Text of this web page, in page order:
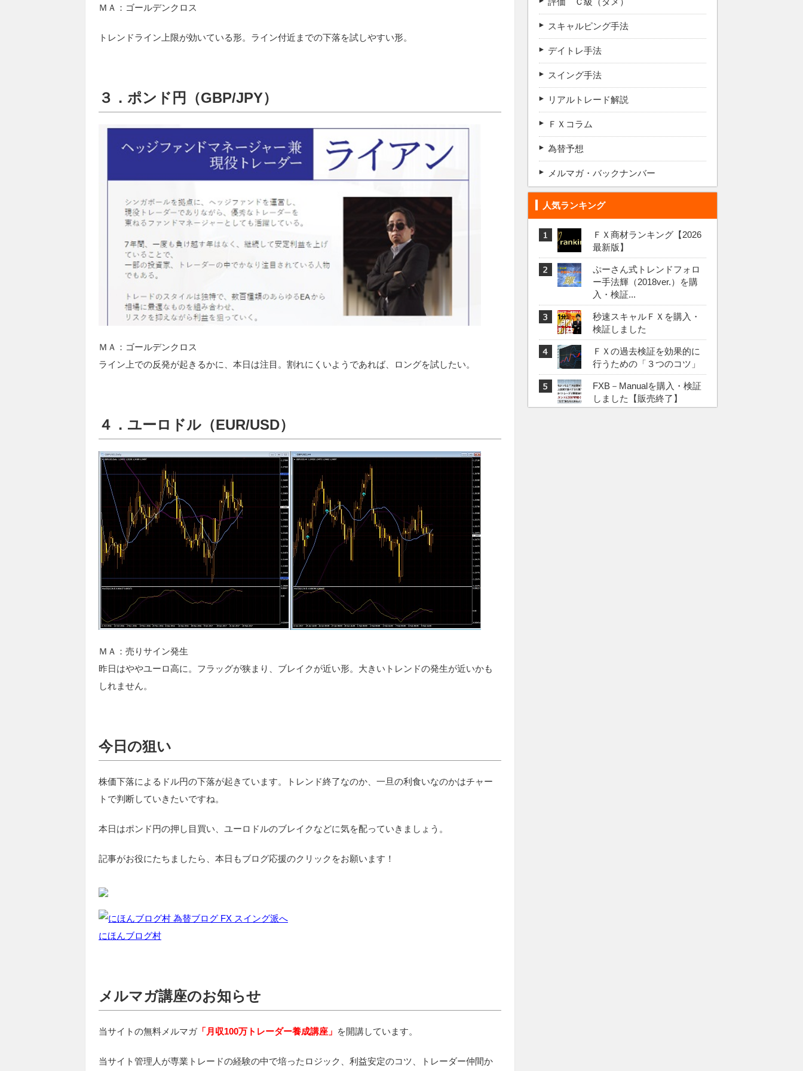
ＭＡ： ゴールデンクロス
トレンドライン上限が効いている形。ライン付近までの下落を試しやすい形。
３．ポンド円（GBP/JPY）
ＭＡ：ゴールデンクロス
ライン上での反発が起きるかに、本日は注目。割れにくいようであれば、ロングを試したい。
４．ユーロドル（EUR/USD）
ＭＡ：売りサイン発生
昨日はややユーロ高に。フラッグが狭まり、ブレイクが近い形。大きいトレンドの発生が近いかも
しれません。
今日の狙い
株価下落によるドル円の下落が起きています。トレンド終了なのか、一旦の利食いなのかはチャー
トで判断していきたいですね。
本日はポンド円の押し目買い、ユーロドルのブレイクなどに気を配っていきましょう。
記事がお役にたちましたら、本日もブログ応援のクリックをお願います！
にほんブログ村
メルマガ講座のお知らせ
当サイトの無料メルマガ 「月収100万トレーダー養成講座」 を開講しています。
当サイト管理人が専業トレードの経験の中で培ったロジック、利益安定のコツ、トレーダー仲間か
スキャルピング手法
デイトレ手法
スイング手法
リアルトレード解説
ＦＸコラム
為替予想
メルマガ・バックナンバー
人気ランキング
ＦＸ商材ランキング【2026
最新版】
ぷーさん式トレンドフォロ
ー手法輝（2018ver.）を購
入・検証...
秒速スキャルＦＸを購入・
検証しました
ＦＸの過去検証を効果的に
行うための「３つのコツ」
FXB－Manualを購入・検証
しました【販売終了】